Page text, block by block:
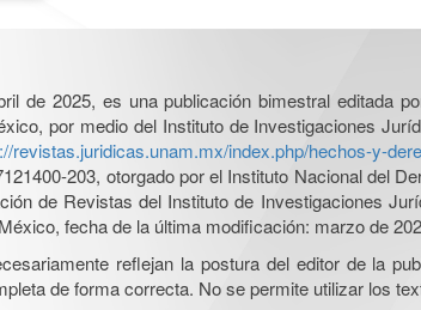
de 2025, es una publicación bimestral editada
por medio del Instituto de Investigaciones
revistas.juridicas.unam.mx/index.php/hechos-y-
203, otorgado por el Instituto Nacional del
de Revistas del Instituto de Investigaciones
fecha de la última modificación: marzo de
reflejan la postura del editor de la
de forma correcta. No se permite utilizar los